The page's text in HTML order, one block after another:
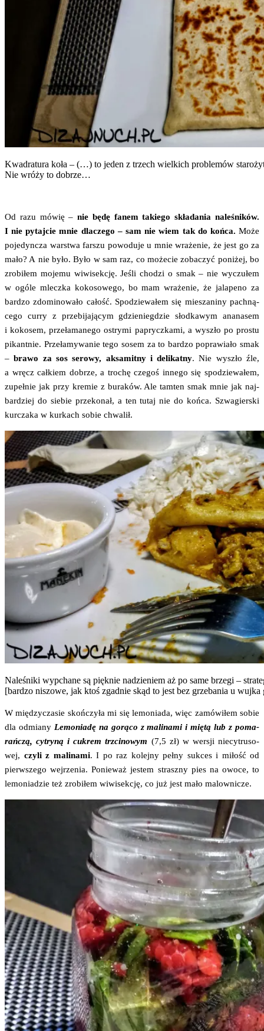
Kwa­dra­tu­ra koła – (…) to jeden z trzech wiel­kich pro­ble­mów
Nie wró­ży to dobrze…
Od razu mówię –nie będę fanem takie­go skła­da­nia nale­śni­ków.
I nie pytaj­cie mnie dla­cze­go – sam nie wiem tak do koń­ca. Może
poje­dyn­cza war­stwa far­szu powo­du­je u mnie wra­że­nie, że jest go za
mało? A nie było. Było w sam raz, co może­cie zoba­czyć poni­żej, bo
zro­bi­łem moje­mu wiwi­sek­cję. Jeśli cho­dzi o smak – nie wyczu­łem
w ogó­le mlecz­ka koko­so­we­go, bo mam wra­że­nie, że jala­pe­no za
bar­dzo zdo­mi­no­wa­ło całość. Spo­dzie­wa­łem się mie­sza­ni­ny pach­ną­
ce­go cur­ry z prze­bi­ja­ją­cym gdzie­nie­gdzie słod­ka­wym ana­na­sem
i koko­sem, prze­ła­ma­ne­go ostry­mi paprycz­ka­mi, a wyszło po pro­stu
pikant­nie. Prze­ła­my­wa­nie tego sosem za to bar­dzo popra­wia­ło smak
–bra­wo za sos sero­wy, aksa­mit­ny i deli­kat­ny. Nie wyszło źle,
a wręcz cał­kiem dobrze, a tro­chę cze­goś inne­go się spo­dzie­wa­łem,
zupeł­nie jak przy kre­mie z bura­ków. Ale tam­ten smak mnie jak naj­
bar­dziej do sie­bie prze­ko­nał, a ten tutaj nie do koń­ca. Szwa­gier­ski
kur­cza­ka w kur­kach sobie chwalił.
Nale­śni­ki wypcha­ne są pięk­nie nadzie­niem aż po same brze­gi –
[bar­dzo niszo­we, jak ktoś zgad­nie skąd to jest bez grze­ba­nia u wuj­ka
W mię­dzy­cza­sie skoń­czy­ła mi się lemo­nia­da, więc zamó­wi­łem sobie
dla odmia­ny Lemo­nia­dę na gorą­co z mali­na­mi i mię­tą lub z poma­
rań­czą, cytry­ną i cukrem trzci­no­wym (7,5 zł) w wer­sji nie­cy­tru­so­
wej, czy­li z mali­na­mi. I po raz kolej­ny peł­ny suk­ces i miłość od
pierw­sze­go wej­rze­nia. Ponie­waż jestem strasz­ny pies na owo­ce, to
lemo­nia­dzie też zro­bi­łem wiwi­sek­cję, co już jest mało malownicze.